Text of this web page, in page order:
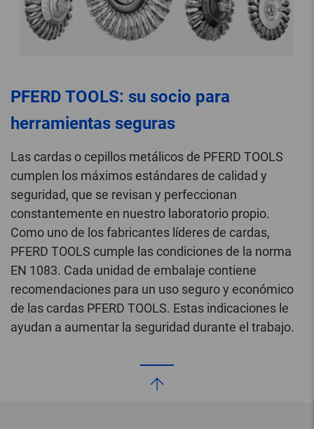
PFERD TOOLS: su socio para
herramientas seguras
Las cardas o cepillos metálicos de PFERD TOOLS
cumplen los máximos estándares de calidad y
seguridad, que se revisan y perfeccionan
constantemente en nuestro laboratorio propio.
Como uno de los fabricantes líderes de cardas,
PFERD TOOLS cumple las condiciones de la norma
EN 1083. Cada unidad de embalaje contiene
recomendaciones para un uso seguro y económico
de las cardas PFERD TOOLS. Estas indicaciones le
ayudan a aumentar la seguridad durante el trabajo.